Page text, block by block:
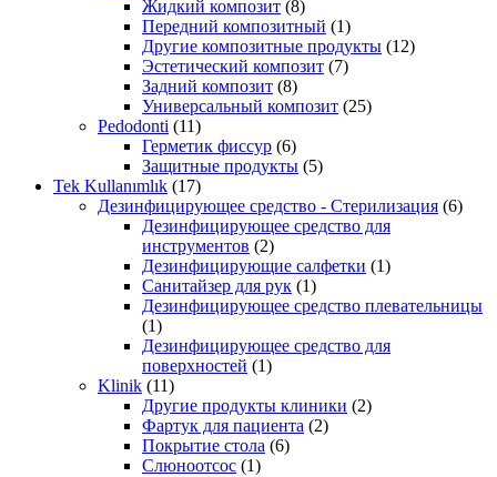
Жидкий композит (8)
Передний композитный (1)
Другие композитные продукты (12)
Эстетический композит (7)
Задний композит (8)
Универсальный композит (25)
Pedodonti (11)
Герметик фиссур (6)
Защитные продукты (5)
Tek Kullanımlık (17)
Дезинфицирующее средство - Стерилизация (6)
Дезинфицирующее средство для
инструментов (2)
Дезинфицирующие салфетки (1)
Санитайзер для рук (1)
Дезинфицирующее средство плевательницы
(1)
Дезинфицирующее средство для
поверхностей (1)
Klinik (11)
Другие продукты клиники (2)
Фартук для пациента (2)
Покрытие стола (6)
Слюноотсос (1)